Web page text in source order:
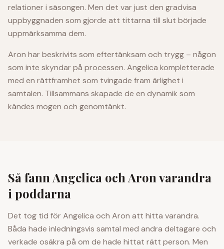
relationer i säsongen. Men det var just den gradvisa
uppbyggnaden som gjorde att tittarna till slut började
uppmärksamma dem.
Aron har beskrivits som eftertänksam och trygg – någon
som inte skyndar på processen. Angelica kompletterade
med en rättframhet som tvingade fram ärlighet i
samtalen. Tillsammans skapade de en dynamik som
kändes mogen och genomtänkt.
Så fann Angelica och Aron varandra
i poddarna
Det tog tid för Angelica och Aron att hitta varandra.
Båda hade inledningsvis samtal med andra deltagare och
verkade osäkra på om de hade hittat rätt person. Men